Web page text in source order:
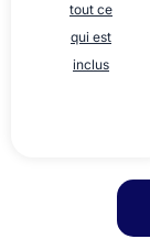
tout ce
qui est
inclus